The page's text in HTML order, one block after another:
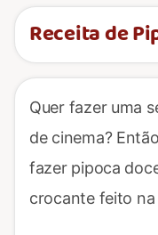
Receita de
Quer fazer uma
de cinema?
fazer pipoca
crocante feito na